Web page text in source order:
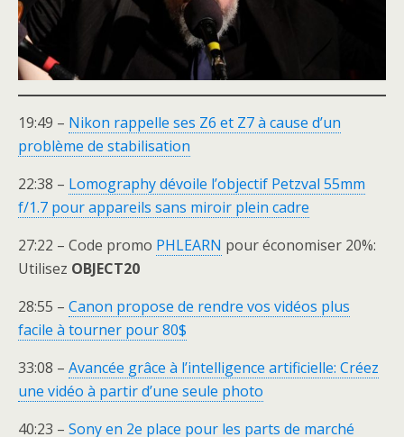
19:49 – Nikon rappelle ses Z6 et Z7 à cause d’un
problème de stabilisation
22:38 – Lomography dévoile l’objectif Petzval 55mm
f/1.7 pour appareils sans miroir plein cadre
27:22 – Code promo PHLEARN pour économiser 20%:
Utilisez OBJECT20
28:55 – Canon propose de rendre vos vidéos plus
facile à tourner pour 80$
33:08 – Avancée grâce à l’intelligence artificielle: Créez
une vidéo à partir d’une seule photo
40:23 – Sony en 2e place pour les parts de marché